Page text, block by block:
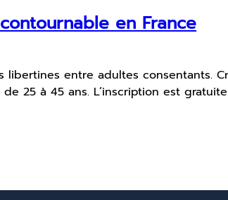
en France
entre adultes consentants.
25 à 45 ans. L’inscription est